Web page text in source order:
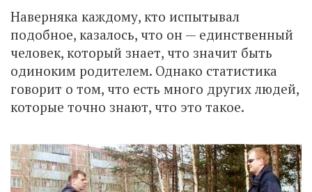
Наверняка каждому, кто испытывал
подобное, казалось, что он — единственный
человек, который знает, что значит быть
одиноким родителем. Однако статистика
говорит о том, что есть много других людей,
которые точно знают, что это такое.